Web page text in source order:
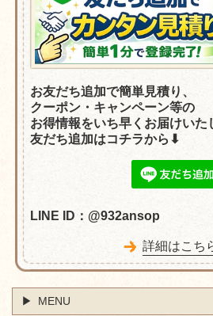
お友だち追加で簡単見積り、
クーポン・ キャンペーン等の
お得情報をいち早くお届けいた
友だち追加はコチラから⬇︎
LINE ID：@932ansop
詳細はこち
MENU